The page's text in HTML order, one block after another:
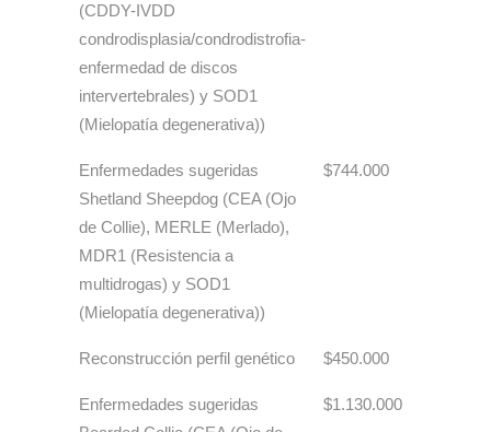
(CDDY-IVDD
condrodisplasia/condrodistrofia-
enfermedad de discos
intervertebrales) y SOD1
(Mielopatía degenerativa))
Enfermedades sugeridas
Shetland Sheepdog (CEA (Ojo
de Collie), MERLE (Merlado),
MDR1 (Resistencia a
multidrogas) y SOD1
(Mielopatía degenerativa))
$744.000
Reconstrucción perfil genético $450.000
Enfermedades sugeridas
$1.130.000